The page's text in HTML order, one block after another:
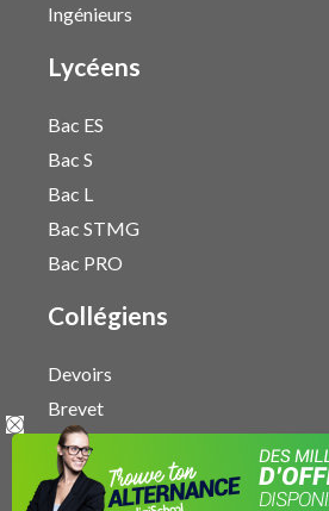
Ingénieurs
Lycéens
Bac ES
Bac S
Bac L
Bac STMG
Bac PRO
Collégiens
Devoirs
Brevet
Publicité sur le réseau digiSchool -
Mentions légales - CGU - Tous